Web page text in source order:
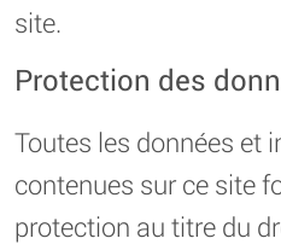
site.
Protection des
Toutes les données et
contenues sur ce site
protection au titre du